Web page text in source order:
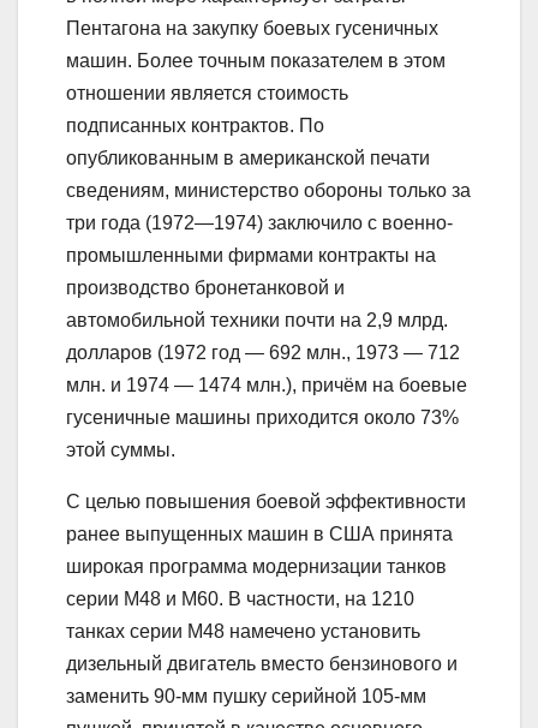
Пентагона на закупку боевых гусеничных
машин. Более точным показателем в этом
отношении является стоимость
подписанных контрактов. По
опубликованным в американской печати
сведениям, министерство обороны только за
три года (1972—1974) заключило с военно-
промышленными фирмами контракты на
производство бронетанковой и
автомобильной техники почти на 2,9 млрд.
долларов (1972 год — 692 млн., 1973 — 712
млн. и 1974 — 1474 млн.), причём на боевые
гусеничные машины приходится около 73%
этой суммы.
С целью повышения боевой эффективности
ранее выпущенных машин в США принята
широкая программа модернизации танков
серии М48 и М60. В частности, на 1210
танках серии М48 намечено установить
дизельный двигатель вместо бензинового и
заменить 90-мм пушку серийной 105-мм